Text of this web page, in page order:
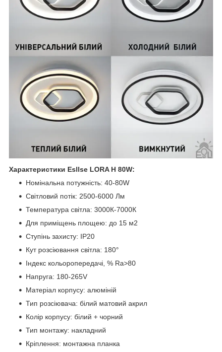
Характеристики Esllse LORA H 80W:
Номінальна потужність: 40-80W
Світловий потік: 2500-6000 Лм
Температура світла: 3000К-7000К
Для приміщень площею: до 15 м2
Ступінь захисту: IP20
Кут розсіювання світла: 180°
Індекс кольоропередачі, % Ra>80
Напруга: 180-265V
Матеріал корпусу: алюміній
Тип розсіювача: білий матовий акрил
Колір корпусу: білий + чорний
Тип монтажу: накладний
Кріплення: монтажна планка